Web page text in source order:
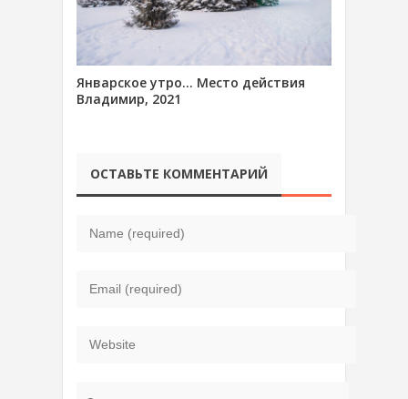
Январское утро… Место действия
Владимир, 2021
ОСТАВЬТЕ КОММЕНТАРИЙ